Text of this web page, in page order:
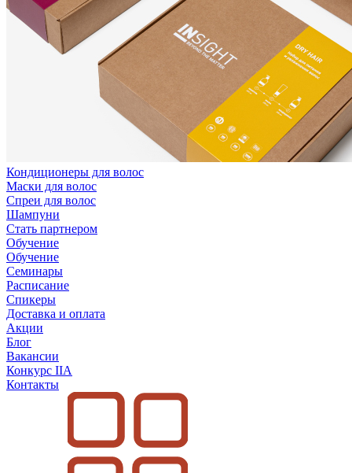
Кондиционеры для волос
Маски для волос
Спреи для волос
Шампуни
Стать партнером
Обучение
Обучение
Семинары
Расписание
Спикеры
Доставка и оплата
Акции
Блог
Вакансии
Конкурс IIA
Контакты